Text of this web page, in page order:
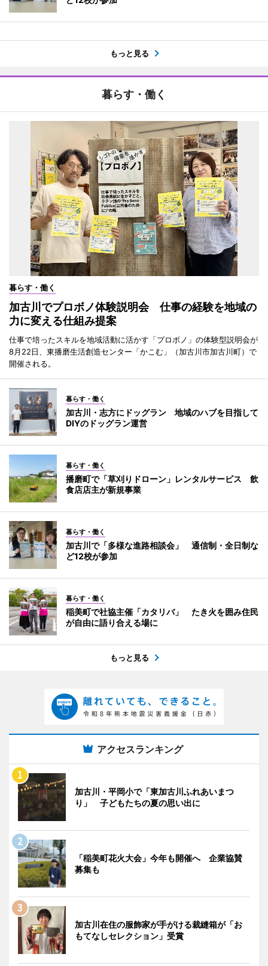
もっと見る
暮らす・働く
暮らす・働く
加古川でプロボノ体験説明会 仕事の経験を地域の
力に変える仕組み提案
仕事で培ったスキルを地域活動に活かす「プロボノ」の体験型説明会が
8月22日、東播磨生活創造センター「かこむ」（加古川市加古川町）で
開催される。
暮らす・働く
加古川・志方にドッグラン 地域のハブを目指して
DIYのドッグラン運営
暮らす・働く
播磨町で「草刈りドローン」レンタルサービス 飲
食店店主が新規事業
暮らす・働く
加古川で「多様な進路相談会」 通信制・全日制な
ど12校が参加
暮らす・働く
稲美町で社協主催「カタリバ」 たき火を囲み住民
が自由に語り合える場に
もっと見る
アクセスランキング
加古川・平岡小で「東加古川ふれあいまつ
り」 子どもたちの夏の思い出に
「稲美町花火大会」今年も開催へ 企業協賛
募集も
加古川在住の服飾家が手がける裁縫箱が「お
もてなしセレクション」受賞